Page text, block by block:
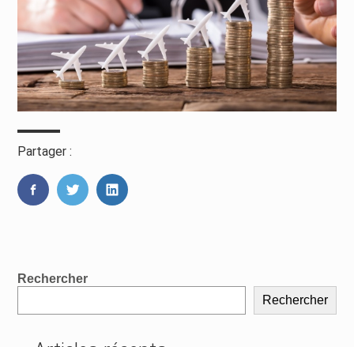
Partager :
FaceBookTwitterLinkedIn
Blog
Rechercher
Rechercher